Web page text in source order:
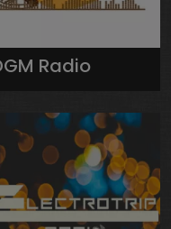
Radio